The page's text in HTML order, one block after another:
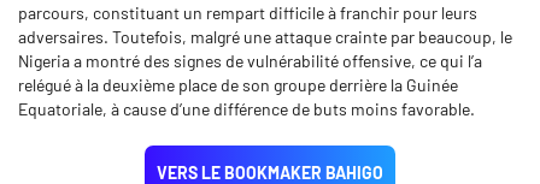
parcours, constituant un rempart difficile à franchir pour leurs
adversaires. Toutefois, malgré une attaque crainte par beaucoup, le
Nigeria a montré des signes de vulnérabilité offensive, ce qui l’a
relégué à la deuxième place de son groupe derrière la Guinée
Equatoriale, à cause d’une différence de buts moins favorable.
VERS LE BOOKMAKER BAHIGO